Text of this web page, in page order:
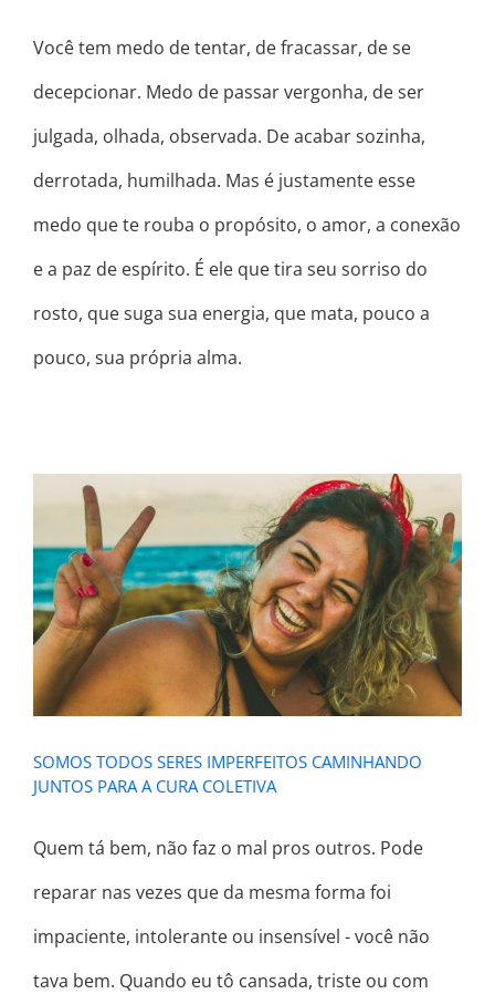
Você tem medo de tentar, de fracassar, de se
decepcionar. Medo de passar vergonha, de ser
julgada, olhada, observada. De acabar sozinha,
derrotada, humilhada. Mas é justamente esse
medo que te rouba o propósito, o amor, a conexão
e a paz de espírito. É ele que tira seu sorriso do
rosto, que suga sua energia, que mata, pouco a
pouco, sua própria alma.
SOMOS TODOS SERES IMPERFEITOS
CAMINHANDO JUNTOS PARA A CURA
COLETIVA
SOMOS TODOS SERES IMPERFEITOS CAMINHANDO
JUNTOS PARA A CURA COLETIVA
Quem tá bem, não faz o mal pros outros. Pode
reparar nas vezes que da mesma forma foi
impaciente, intolerante ou insensível - você não
tava bem. Quando eu tô cansada, triste ou com